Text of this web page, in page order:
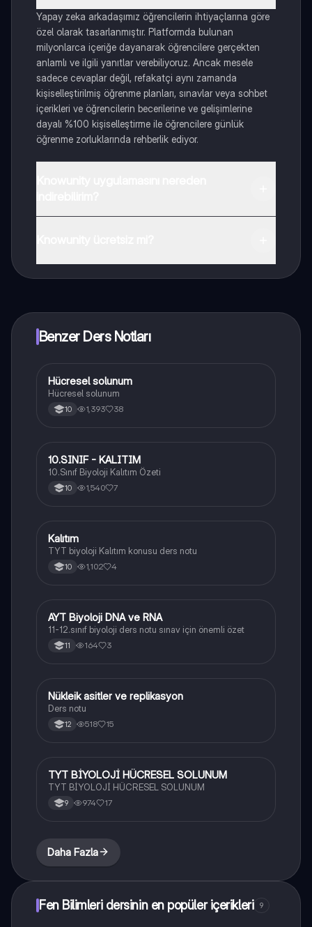
Yapay zeka arkadaşımız öğrencilerin ihtiyaçlarına göre
özel olarak tasarlanmıştır. Platformda bulunan
milyonlarca içeriğe dayanarak öğrencilere gerçekten
anlamlı ve ilgili yanıtlar verebiliyoruz. Ancak mesele
sadece cevaplar değil, refakatçi aynı zamanda
kişiselleştirilmiş öğrenme planları, sınavlar veya sohbet
içerikleri ve öğrencilerin becerilerine ve gelişimlerine
dayalı %100 kişiselleştirme ile öğrencilere günlük
öğrenme zorluklarında rehberlik ediyor.
Benzer Ders Notları
Biyoloji
Hücresel solunum
Hücresel solunum
10 1,393 38
Biyoloji
10.SINIF - KALITIM
10.Sınıf Biyoloji Kalıtım Özeti
10 1,540 7
Biyoloji
Kalıtım
TYT biyoloji Kalıtım konusu ders notu
10 1,102 4
Biyoloji
AYT Biyoloji DNA ve RNA
11-12.sınıf biyoloji ders notu sınav için önemli özet
11 164 3
Biyoloji
Nükleik asitler ve replikasyon
Ders notu
12 518 15
Biyoloji
TYT BİYOLOJİ HÜCRESEL SOLUNUM
TYT BİYOLOJİ HÜCRESEL SOLUNUM
9 974 17
Daha Fazla
Fen Bilimleri dersinin en popüler içerikleri 9